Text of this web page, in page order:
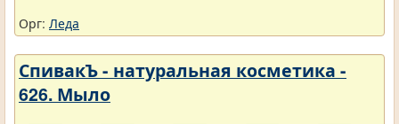
Орг: Леда
СпивакЪ - натуральная косметика -
626. Мыло